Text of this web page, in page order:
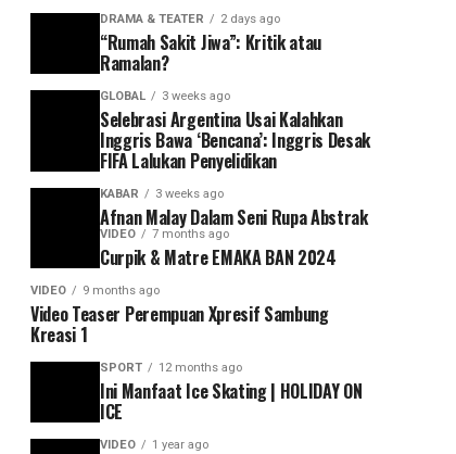
DRAMA & TEATER 2 days ago
“Rumah Sakit Jiwa”: Kritik atau
Ramalan?
GLOBAL 3 weeks ago
Selebrasi Argentina Usai Kalahkan
Inggris Bawa ‘Bencana’: Inggris Desak
FIFA Lalukan Penyelidikan
KABAR 3 weeks ago
Afnan Malay Dalam Seni Rupa Abstrak
VIDEO 7 months ago
Curpik & Matre EMAKA BAN 2024
VIDEO 9 months ago
Video Teaser Perempuan Xpresif Sambung
Kreasi 1
SPORT 12 months ago
Ini Manfaat Ice Skating | HOLIDAY ON
ICE
VIDEO 1 year ago